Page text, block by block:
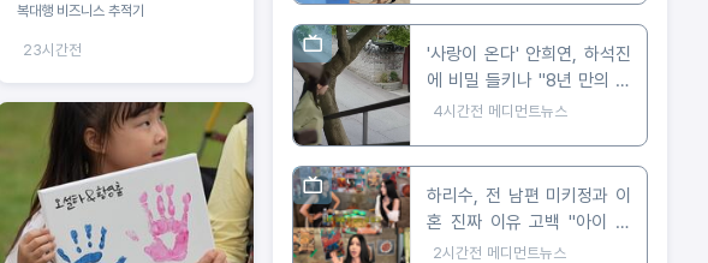
복대행 비즈니스 추적기
23시간전
'사랑이 온다' 안희연, 하석진
에 비밀 들키나 "8년 만의 숨
막히는 대치"
4시간전 메디먼트뉴스
하리수, 전 남편 미키정과 이
혼 진짜 이유 고백 "아이 못
낳아 미안했다"
2시간전 메디먼트뉴스